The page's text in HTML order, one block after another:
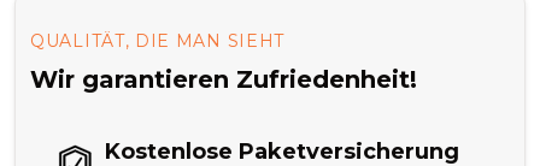
QUALITÄT, DIE MAN SIEHT
Wir garantieren Zufriedenheit!
Kostenlose Paketversicherung